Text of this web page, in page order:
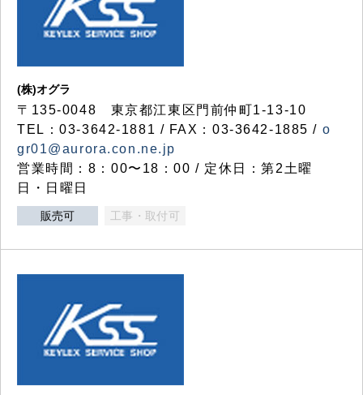
(株)オグラ
〒135-0048 東京都江東区門前仲町1-13-10
TEL：03-3642-1881 / FAX：03-3642-1885 / o
gr01@aurora.con.ne.jp
営業時間：8：00〜18：00 / 定休日：第2土曜
日・日曜日
販売可 工事・取付可